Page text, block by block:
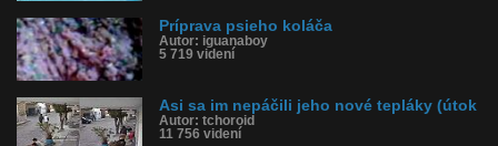
Príprava psieho koláča
Autor: iguanaboy
5 719 videní
Asi sa im nepáčili jeho nové tepláky (útok
Autor: tchoroid
11 756 videní